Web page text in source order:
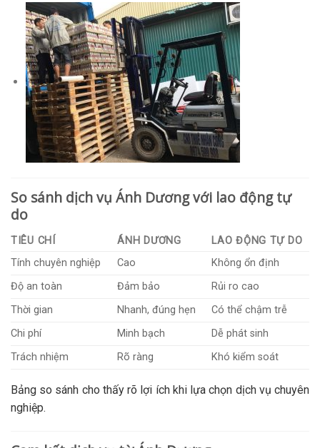
So sánh dịch vụ Ánh Dương với lao động tự
do
TIÊU CHÍ ÁNH DƯƠNG
LAO ĐỘNG TỰ DO
Tính chuyên nghiệp
Cao
Không ổn định
Độ an toàn
Đảm bảo
Rủi ro cao
Thời gian
Nhanh, đúng hẹn
Có thể chậm trễ
Chi phí
Minh bạch
Dễ phát sinh
Trách nhiệm
Rõ ràng Khó kiểm soát
Bảng so sánh cho thấy rõ lợi ích khi lựa chọn dịch vụ chuyên
nghiệp.